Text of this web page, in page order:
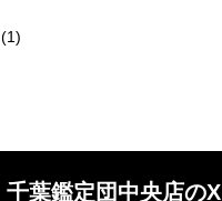
(1)
千葉鑑定団中央店のX